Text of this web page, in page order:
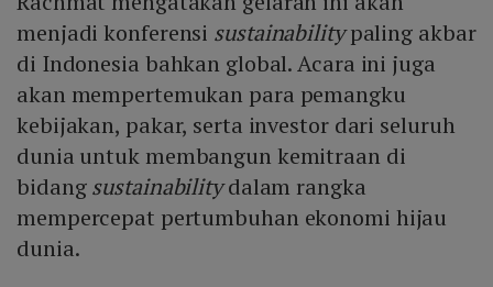
menjadi konferensi sustainabilitypaling akbar
di Indonesia bahkan global. Acara ini juga
akan mempertemukan para pemangku
kebijakan, pakar, serta investor dari seluruh
dunia untuk membangun kemitraan di
bidangsustainabilitydalam rangka
mempercepat pertumbuhan ekonomi hijau
dunia.